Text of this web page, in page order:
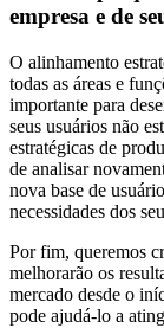
empresa e de
O alinhamento
todas as áreas e
importante para
seus usuários não
estratégicas de
de analisar
nova base de
necessidades dos
Por fim, queremos
melhorarão os
mercado desde o
pode ajudá-lo a